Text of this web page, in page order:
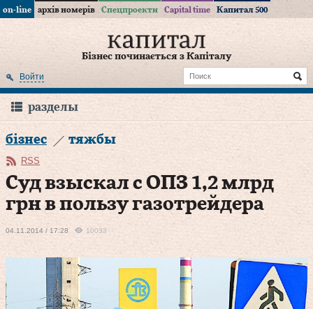
on-line архів номерів Спецпроекти Capital time Капитал 500
Бізнес починається з Капіталу
Войти
разделы
бізнес тяжбы
RSS
Суд взыскал с ОПЗ 1,2 млрд
грн в пользу газотрейдера
04.11.2014 / 17:28 10033